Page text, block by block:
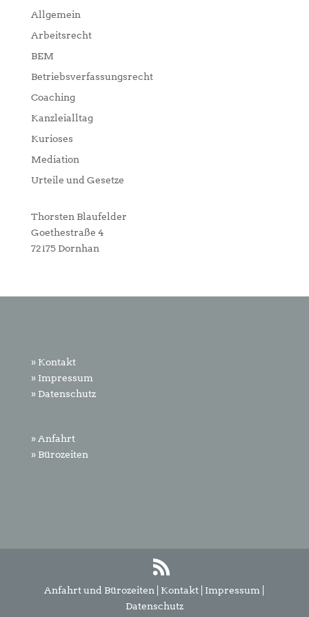
Allgemein
Arbeitsrecht
BEM
Betriebsverfassungsrecht
Coaching
Kanzleialltag
Kurioses
Mediation
Urteile und Gesetze
Thorsten Blaufelder
Goethestraße 4
72175 Dornhan
» Kontakt
» Impressum
» Datenschutz
» Anfahrt
» Bürozeiten
Anfahrt und Bürozeiten Kontakt Impressum
Datenschutz